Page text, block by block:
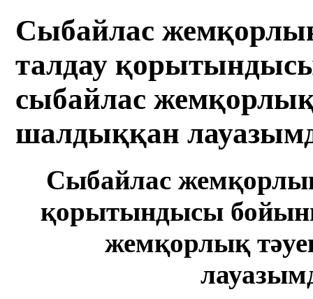
Сыбайлас жемқорлық
талдау
сыбайлас жемқорлық
шалдыққан
Сыбайлас жемқорлық
қорытындысы
жемқорлық